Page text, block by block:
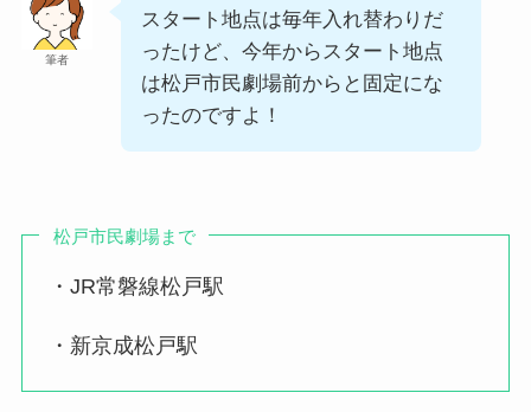
筆者
スタート地点は毎年入れ替わりだ
ったけど、今年からスタート地点
は松戸市民劇場前からと固定にな
ったのですよ！
松戸市民劇場まで
・JR常磐線松戸駅
・新京成松戸駅